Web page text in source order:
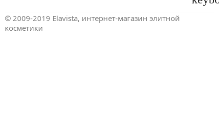
© 2009-2019 Elavista, интернет-магазин элитной
косметики